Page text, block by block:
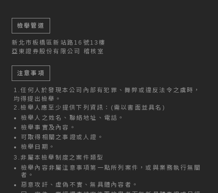
檢舉管道
新北市板橋區新站路16號13樓
亞東證券股份有限公司 稽核室
注意事項
1.任何人於發現本公司內部有犯罪、舞弊或違反法令之虞時，
均得提出檢舉。
2.檢舉人應至少提供下列資訊：(需以書面並具名)
檢舉人之姓名、聯絡地址、電話。
檢舉事實及內容。
可取得相關之事證或人證。
檢舉日期。
3.非屬本檢舉制度之案件類型
檢舉內容非屬注意事項第一點所列案件，或與業務執行無關
者。
惡意攻訐、虛偽不實、無具體內容者。